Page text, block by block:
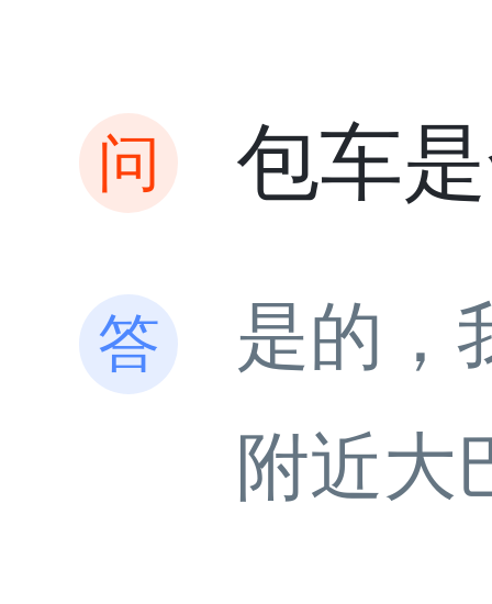
包车
是的，
附近大